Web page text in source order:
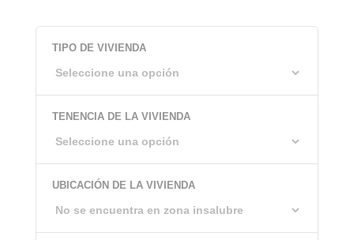
TIPO DE VIVIENDA
TENENCIA DE LA VIVIENDA
UBICACIÓN DE LA VIVIENDA